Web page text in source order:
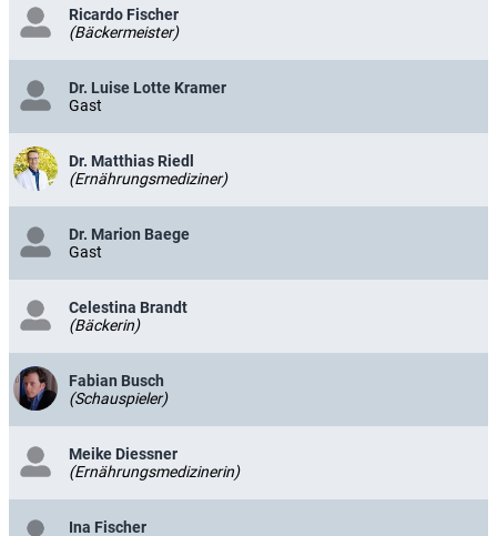
Ricardo Fischer
(Bäckermeister)
Dr. Luise Lotte Kramer
Gast
Dr. Matthias Riedl
(Ernährungsmediziner)
Dr. Marion Baege
Gast
Celestina Brandt
(Bäckerin)
Fabian Busch
(Schauspieler)
Meike Diessner
(Ernährungsmedizinerin)
Ina Fischer